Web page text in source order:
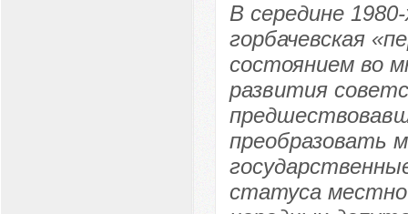
В середине
горбачевская
состоянием во
развития
преобразовать
статуса